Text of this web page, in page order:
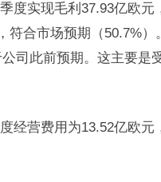
度实现毛利37.93亿欧元
符合市场预期（50.7%）
司此前预期。这主要是
经营费用为13.52亿欧元